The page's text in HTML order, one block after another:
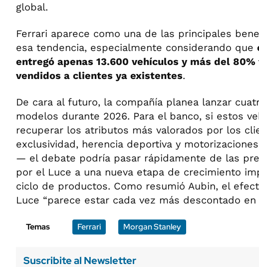
global.
Ferrari aparece como una de las principales
esa tendencia, especialmente considerando que
entregó apenas 13.600 vehículos y más del
vendidos a clientes ya existentes.
De cara al futuro, la compañía planea lanzar
modelos durante 2026. Para el banco, si estos
recuperar los atributos más valorados por los
exclusividad, herencia deportiva y
— el debate podría pasar rápidamente de las
por el Luce a una nueva etapa de crecimiento
ciclo de productos. Como resumió Aubin, el
Luce “parece estar cada vez más descontado en
Temas Ferrari Morgan Stanley
Suscribite al Newsletter